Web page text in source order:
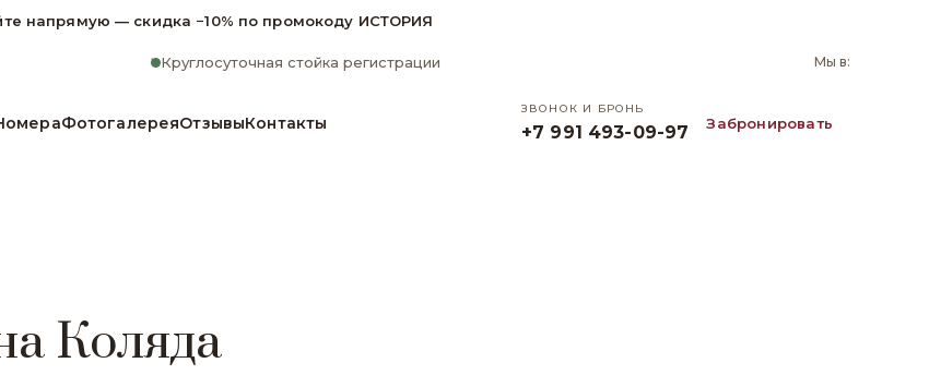
напрямую — скидка −10% по промокоду ИСТОРИЯ
Круглосуточная стойка регистрации Мы в:
ФотогалереяОтзывыКонтакты
ЗВОНОК И БРОНЬ
+7 991 493-09-97 Забронировать
Коляда